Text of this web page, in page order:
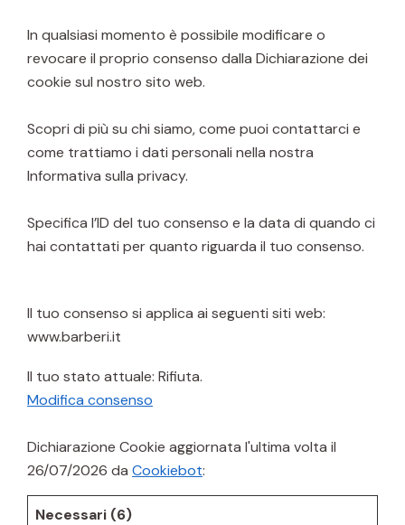
In qualsiasi momento è possibile modificare o
revocare il proprio consenso dalla Dichiarazione dei
cookie sul nostro sito web.
Scopri di più su chi siamo, come puoi contattarci e
come trattiamo i dati personali nella nostra
Informativa sulla privacy.
Specifica l’ID del tuo consenso e la data di quando ci
hai contattati per quanto riguarda il tuo consenso.
Il tuo consenso si applica ai seguenti siti web:
www.barberi.it
Il tuo stato attuale: Rifiuta.
Modifica consenso
Dichiarazione Cookie aggiornata l'ultima volta il
26/07/2026 da Cookiebot:
Necessari (6)